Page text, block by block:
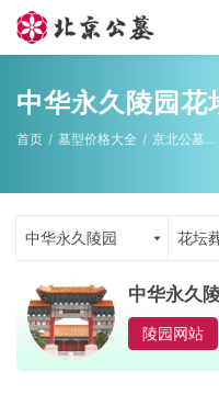
中华永久陵园花
首页 墓型价格大全 京北公墓墓型
中华永久陵园 花坛
中华永久
陵园网站